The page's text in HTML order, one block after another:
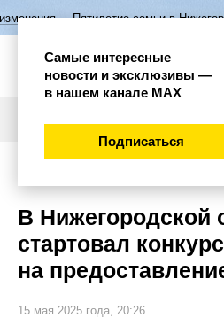
семьи в Нижегородской области
В Нижегородской
стартовал конкурс
на
15 мая 2025 года, 20:26
Самые интересные
новости и эксклюзивы —
в нашем канале МАХ
Подписаться